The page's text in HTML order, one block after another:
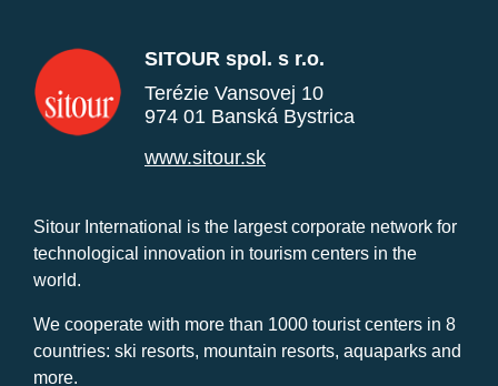
SITOUR spol. s r.o.
Terézie Vansovej 10
974 01 Banská Bystrica
www.sitour.sk
Sitour International is the largest corporate network for
technological innovation in tourism centers in the
world.
We cooperate with more than 1000 tourist centers in 8
countries: ski resorts, mountain resorts, aquaparks and
more.